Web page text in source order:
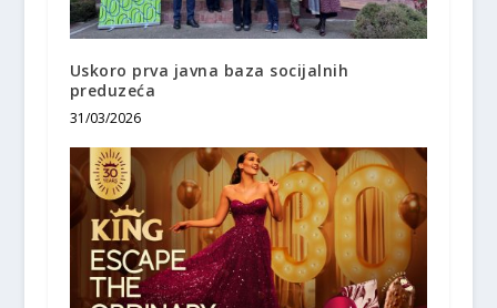
Uskoro prva javna baza socijalnih
preduzeća
31/03/2026